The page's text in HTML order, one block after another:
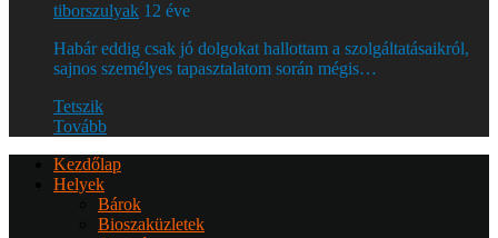
tiborszulyak 12 éve
Habár eddig csak jó dolgokat hallottam a szolgáltatásaikról,
sajnos személyes tapasztalatom során mégis…
Tetszik
Tovább
Kezdőlap
Helyek
Bárok
Bioszaküzletek